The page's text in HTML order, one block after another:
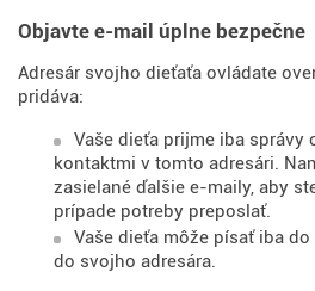
Objavte e-mail úplne bezpečne
Adresár svojho dieťaťa ovládate
pridáva:
Vaše dieťa prijme iba správy
kontaktmi v tomto adresári.
zasielané ďalšie e-maily, aby
prípade potreby preposlať.
Vaše dieťa môže písať iba
do svojho adresára.